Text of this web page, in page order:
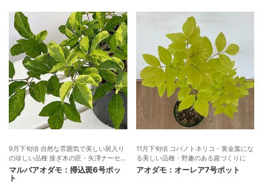
9月下旬頃 自然な雰囲気で美しい斑入り
の珍しい品種 接ぎ木の匠・矢澤ナーセリ
ー
マルバアオダモ：掃込斑6号ポッ
ト
11月下旬頃 コバノトネリコ・黄金葉にな
る美しい品種・野趣のある庭づくりに
アオダモ：オーレア7号ポット